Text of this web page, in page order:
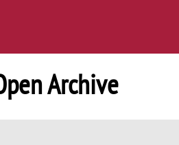
Archive